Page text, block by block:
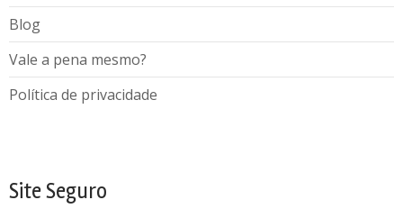
Blog
Vale a pena mesmo?
Política de privacidade
Site Seguro